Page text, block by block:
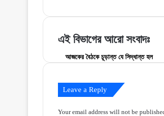
তাওহীদ
চিঠি
খেলা
পাপন
এই বিভাগের আরো সংবাদঃ
আজকের বৈঠকে চূড়ান্ত যে সিদ্ধান্ত হল
Leave a Reply
Your email address will not be